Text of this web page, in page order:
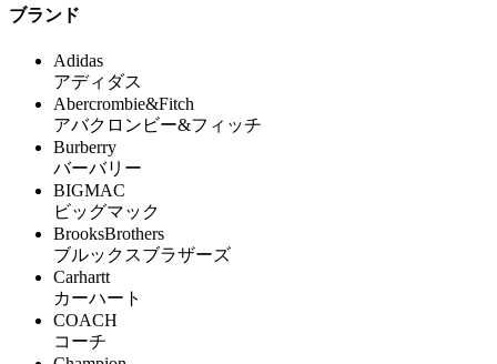
ブランド
Adidas
アディダス
Abercrombie&Fitch
アバクロンビー&フィッチ
Burberry
バーバリー
BIGMAC
ビッグマック
BrooksBrothers
ブルックスブラザーズ
Carhartt
カーハート
COACH
コーチ